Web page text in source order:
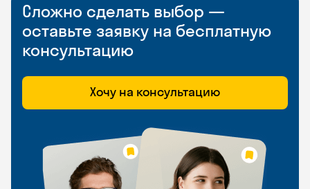
Сложно сделать выбор —
оставьте заявку на бесплатную
консультацию
Хочу на консультацию